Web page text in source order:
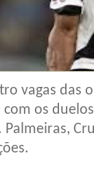
vagas das
com os
Palmeiras,